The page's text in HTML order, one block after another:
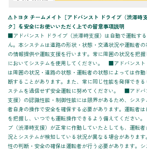
⚠トヨタ チームメイト［アドバンスト ドライブ（渋滞時
ク］を安全にお使いいただく上での留意事項説明
■アドバンスト ドライブ（渋滞時支援）は自動で運転す
ん。本システムは道路の形状・状態・交通状況や運転者
の情報提供や運転支援を行います。常に周囲の状況を把
においてシステムを使用してください。 ■アドバンスト
は周囲の状況・道路の状態・運転者の状態によっては作
断することがあります。また、常に同じ性能を発揮でき
ステムを過信せず安全運転に努めてください。 ■アドバ
支援）の認識性能・制御性能には限界があるため、シス
者自身の操作で安全を確保する必要があります。運転者
を把握し、いつでも運転操作できるよう備えてください
ブ（渋滞時支援）が正常に作動していたとしても、運転
況とシステムが検知している状況が異なる場合がありま
性の判断・安全の確保は運転者が行う必要があります。